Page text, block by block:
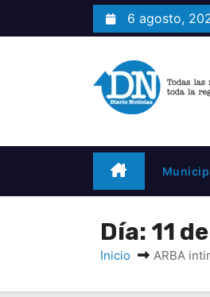
l
n
6 agosto,
Día: 11
Inicio ARBA